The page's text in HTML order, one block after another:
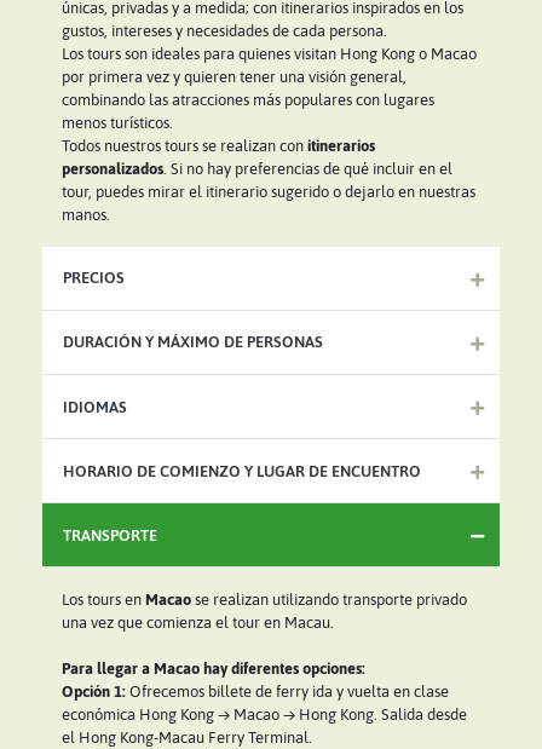
únicas, privadas y a medida; con itinerarios inspirados en los
gustos, intereses y necesidades de cada persona.
Los tours son ideales para quienes visitan Hong Kong o Macao
por primera vez y quieren tener una visión general,
combinando las atracciones más populares con lugares
menos turísticos.
Todos nuestros tours se realizan con itinerarios
personalizados. Si no hay preferencias de qué incluir en el
tour, puedes mirar el itinerario sugerido o dejarlo en nuestras
manos.
PRECIOS
DURACIÓN Y MÁXIMO DE PERSONAS
IDIOMAS
HORARIO DE COMIENZO Y LUGAR DE ENCUENTRO
TRANSPORTE
Los tours en Macaose realizan utilizando transporte privado
una vez que comienza el tour en Macau.
Para llegar a Macao hay diferentes opciones:
Opción 1:Ofrecemos billete de ferry ida y vuelta en clase
económica Hong Kong → Macao → Hong Kong. Salida desde
el Hong Kong-Macau Ferry Terminal.